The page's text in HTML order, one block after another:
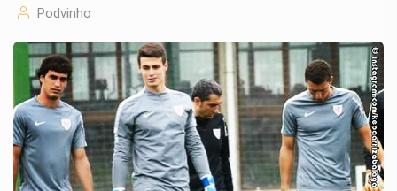
Podvinho